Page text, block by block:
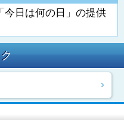
今日は何の日」の提供